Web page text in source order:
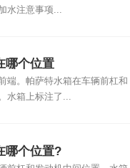
水注意事项...
哪个位置
端。帕萨特水箱在车辆前杠和
水箱上标注了...
哪个位置?